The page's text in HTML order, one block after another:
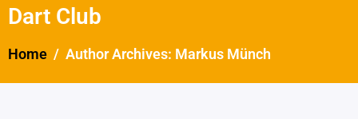
Dart Club
Home Author Archives: Markus Münch